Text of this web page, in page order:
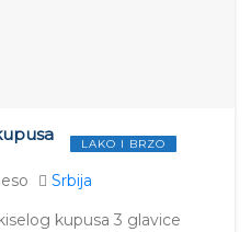
LAKO I BRZO
Srbija
kupusa 3 glavice